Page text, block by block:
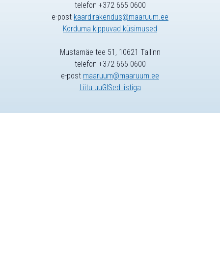
telefon +372 665 0600
e-post kaardirakendus@maaruum.ee
Korduma kippuvad küsimused
Mustamäe tee 51, 10621 Tallinn
telefon +372 665 0600
e-post maaruum@maaruum.ee
Liitu uuGISed listiga